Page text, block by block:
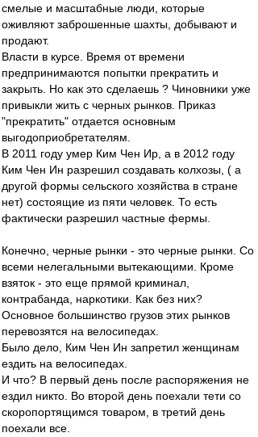
смелые и масштабные люди, которые
оживляют заброшенные шахты, добывают и
продают.
Власти в курсе. Время от времени
предпринимаются попытки прекратить и
закрыть. Но как это сделаешь ? Чиновники уже
привыкли жить с черных рынков. Приказ
"прекратить" отдается основным
выгодоприобретателям.
В 2011 году умер Ким Чен Ир, а в 2012 году
Ким Чен Ин разрешил создавать колхозы, ( а
другой формы сельского хозяйства в стране
нет) состоящие из пяти человек. То есть
фактически разрешил частные фермы.
Конечно, черные рынки - это черные рынки. Со
всеми нелегальными вытекающими. Кроме
взяток - это еще прямой криминал,
контрабанда, наркотики. Как без них?
Основное большинство грузов этих рынков
перевозятся на велосипедах.
Было дело, Ким Чен Ин запретил женщинам
ездить на велосипедах.
И что? В первый день после распоряжения не
ездил никто. Во второй день поехали тети со
скоропортящимся товаром, в третий день
поехали все.